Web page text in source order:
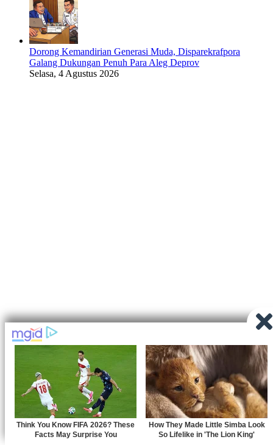
Dorong Kemandirian Generasi Muda, Disparekrafpora
Galang Dukungan Penuh Para Aleg Deprov
Selasa, 4 Agustus 2026
Mega Zanur Mall – Jln. Prof. Dr. H.B. Jassin, Limba U Dua, Kec.
Kota Selatan, Kota Gorontalo, Gorontalo
0856-2441-5001